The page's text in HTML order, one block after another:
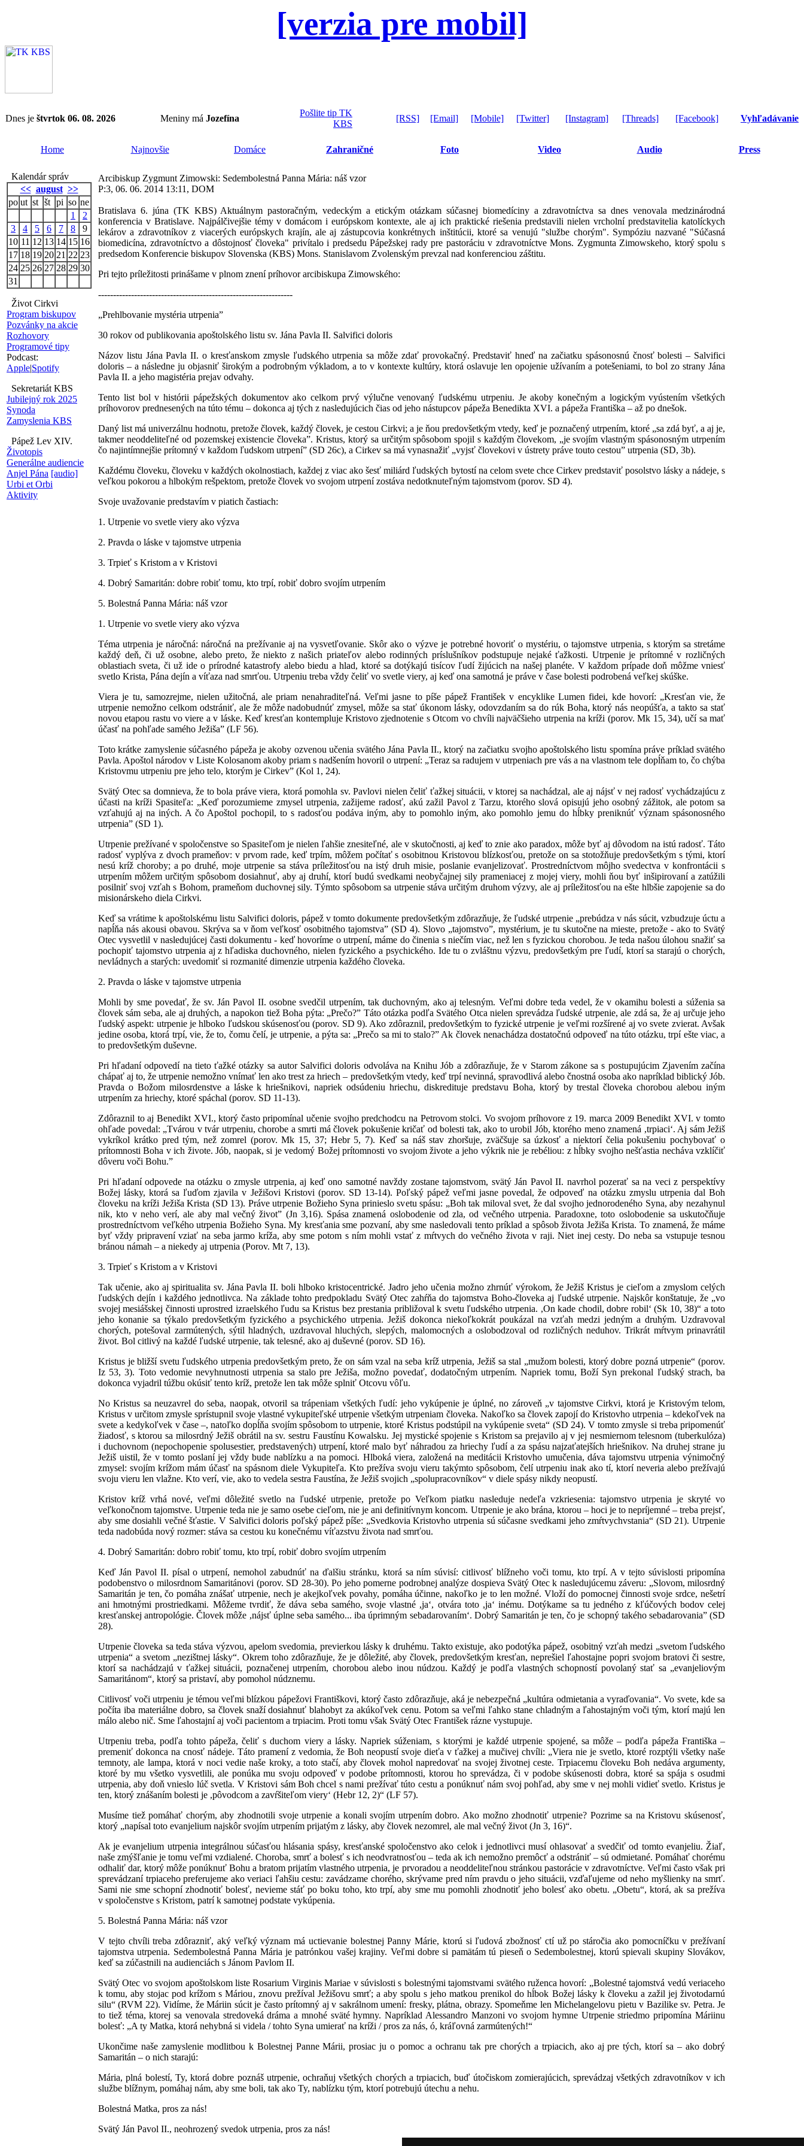
[verzia pre mobil]
Dnes je štvrtok 06. 08. 2026 Meniny má Jozefína
Pošlite tip TK
KBS
[RSS] [Email] [Mobile] [Twitter] [Instagram] [Threads] [Facebook] Vyhľadávanie
Home Najnovšie Domáce Zahraničné Foto Video Audio Press
Kalendár správ
<< august >>
po ut st št pi so ne
1
2
3
4 5 6 7 8
9
10 11 12 13 14 15 16
17 18 19 20 21 22 23
24 25 26 27 28 29 30
31
Život Cirkvi
Program biskupov
Pozvánky na akcie
Rozhovory
Programové tipy
Podcast:
Apple|Spotify
Sekretariát KBS
Jubilejný rok 2025
Synoda
Zamyslenia KBS
Pápež Lev XIV.
Životopis
Generálne audiencie
Anjel Pána [audio]
Urbi et Orbi
Aktivity
Arcibiskup Zygmunt Zimowski: Sedembolestná Panna Mária: náš vzor
P:3, 06. 06. 2014 13:11, DOM
Bratislava 6. júna (TK KBS) Aktuálnym pastoračným, vedeckým a etickým otázkam súčasnej biomedíciny a zdravotníctva sa dnes venovala medzinárodná
konferencia v Bratislave. Najpálčivejšie témy v domácom i európskom kontexte, ale aj ich praktické riešenia predstavili nielen vrcholní predstavitelia katolíckych
lekárov a zdravotníkov z viacerých európskych krajín, ale aj zástupcovia konkrétnych inštitúcii, ktoré sa venujú "službe chorým". Sympóziu nazvané "Súčasná
biomedicína, zdravotníctvo a dôstojnosť človeka" privítalo i predsedu Pápežskej rady pre pastoráciu v zdravotníctve Mons. Zygmunta Zimowskeho, ktorý spolu s
predsedom Konferencie biskupov Slovenska (KBS) Mons. Stanislavom Zvolenským prevzal nad konferenciou záštitu.
Pri tejto príležitosti prinášame v plnom znení príhovor arcibiskupa Zimowského:
-----------------------------------------------------------------
„Prehlbovanie mystéria utrpenia”
30 rokov od publikovania apoštolského listu sv. Jána Pavla II. Salvifici doloris
Názov listu Jána Pavla II. o kresťanskom zmysle ľudského utrpenia sa môže zdať provokačný. Predstaviť hneď na začiatku spásonosnú čnosť bolesti – Salvifici
doloris – a následne ju objasniť širokým a podrobným výkladom, a to v kontexte kultúry, ktorá oslavuje len opojenie užívaním a potešeniami, to bol zo strany Jána
Pavla II. a jeho magistéria prejav odvahy.
Tento list bol v histórii pápežských dokumentov ako celkom prvý výlučne venovaný ľudskému utrpeniu. Je akoby konečným a logickým vyústením všetkých
príhovorov prednesených na túto tému – dokonca aj tých z nasledujúcich čias od jeho nástupcov pápeža Benedikta XVI. a pápeža Františka – až po dnešok.
Daný list má univerzálnu hodnotu, pretože človek, každý človek, je cestou Cirkvi; a je ňou predovšetkým vtedy, keď je poznačený utrpením, ktoré „sa zdá byť, a aj je,
takmer neoddeliteľné od pozemskej existencie človeka”. Kristus, ktorý sa určitým spôsobom spojil s každým človekom, „je svojím vlastným spásonosným utrpením
čo najintímnejšie prítomný v každom ľudskom utrpení” (SD 26c), a Cirkev sa má vynasnažiť „vyjsť človekovi v ústrety práve touto cestou” utrpenia (SD, 3b).
Každému človeku, človeku v každých okolnostiach, každej z viac ako šesť miliárd ľudských bytostí na celom svete chce Cirkev predstaviť posolstvo lásky a nádeje, s
veľkou pokorou a hlbokým rešpektom, pretože človek vo svojom utrpení zostáva nedotknuteľným tajomstvom (porov. SD 4).
Svoje uvažovanie predstavím v piatich častiach:
1. Utrpenie vo svetle viery ako výzva
2. Pravda o láske v tajomstve utrpenia
3. Trpieť s Kristom a v Kristovi
4. Dobrý Samaritán: dobre robiť tomu, kto trpí, robiť dobro svojím utrpením
5. Bolestná Panna Mária: náš vzor
1. Utrpenie vo svetle viery ako výzva
Téma utrpenia je náročná: náročná na prežívanie aj na vysvetľovanie. Skôr ako o výzve je potrebné hovoriť o mystériu, o tajomstve utrpenia, s ktorým sa stretáme
každý deň, či už osobne, alebo preto, že niekto z našich priateľov alebo rodinných príslušníkov podstupuje nejaké ťažkosti. Utrpenie je prítomné v rozličných
oblastiach sveta, či už ide o prírodné katastrofy alebo biedu a hlad, ktoré sa dotýkajú tisícov ľudí žijúcich na našej planéte. V každom prípade doň môžme vniesť
svetlo Krista, Pána dejín a víťaza nad smrťou. Utrpeniu treba vždy čeliť vo svetle viery, aj keď ona samotná je práve v čase bolesti podrobená veľkej skúške.
Viera je tu, samozrejme, nielen užitočná, ale priam nenahraditeľná. Veľmi jasne to píše pápež František v encyklike Lumen fidei, kde hovorí: „Kresťan vie, že
utrpenie nemožno celkom odstrániť, ale že môže nadobudnúť zmysel, môže sa stať úkonom lásky, odovzdaním sa do rúk Boha, ktorý nás neopúšťa, a takto sa stať
novou etapou rastu vo viere a v láske. Keď kresťan kontempluje Kristovo zjednotenie s Otcom vo chvíli najväčšieho utrpenia na kríži (porov. Mk 15, 34), učí sa mať
účasť na pohľade samého Ježiša” (LF 56).
Toto krátke zamyslenie súčasného pápeža je akoby ozvenou učenia svätého Jána Pavla II., ktorý na začiatku svojho apoštolského listu spomína práve príklad svätého
Pavla. Apoštol národov v Liste Kolosanom akoby priam s nadšením hovoril o utrpení: „Teraz sa radujem v utrpeniach pre vás a na vlastnom tele dopĺňam to, čo chýba
Kristovmu utrpeniu pre jeho telo, ktorým je Cirkev” (Kol 1, 24).
Svätý Otec sa domnieva, že to bola práve viera, ktorá pomohla sv. Pavlovi nielen čeliť ťažkej situácii, v ktorej sa nachádzal, ale aj nájsť v nej radosť vychádzajúcu z
účasti na kríži Spasiteľa: „Keď porozumieme zmysel utrpenia, zažijeme radosť, akú zažil Pavol z Tarzu, ktorého slová opisujú jeho osobný zážitok, ale potom sa
vzťahujú aj na iných. A čo Apoštol pochopil, to s radosťou podáva iným, aby to pomohlo iným, ako pomohlo jemu do hĺbky preniknúť význam spásonosného
utrpenia” (SD 1).
Utrpenie prežívané v spoločenstve so Spasiteľom je nielen ľahšie znesiteľné, ale v skutočnosti, aj keď to znie ako paradox, môže byť aj dôvodom na istú radosť. Táto
radosť vyplýva z dvoch prameňov: v prvom rade, keď trpím, môžem počítať s osobitnou Kristovou blízkosťou, pretože on sa stotožňuje predovšetkým s tými, ktorí
nesú kríž choroby; a po druhé, moje utrpenie sa stáva príležitosťou na istý druh misie, poslanie evanjelizovať. Prostredníctvom môjho svedectva v konfrontácii s
utrpením môžem určitým spôsobom dosiahnuť, aby aj druhí, ktorí budú svedkami neobyčajnej sily prameniacej z mojej viery, mohli ňou byť inšipirovaní a zatúžili
posilniť svoj vzťah s Bohom, prameňom duchovnej sily. Týmto spôsobom sa utrpenie stáva určitým druhom výzvy, ale aj príležitosťou na ešte hlbšie zapojenie sa do
misionárskeho diela Cirkvi.
Keď sa vrátime k apoštolskému listu Salvifici doloris, pápež v tomto dokumente predovšetkým zdôrazňuje, že ľudské utrpenie „prebúdza v nás súcit, vzbudzuje úctu a
napĺňa nás akousi obavou. Skrýva sa v ňom veľkosť osobitného tajomstva” (SD 4). Slovo „tajomstvo”, mystérium, je tu skutočne na mieste, pretože - ako to Svätý
Otec vysvetlil v nasledujúcej časti dokumentu - keď hovoríme o utrpení, máme do činenia s niečím viac, než len s fyzickou chorobou. Je teda našou úlohou snažiť sa
pochopiť tajomstvo utrpenia aj z hľadiska duchovného, nielen fyzického a psychického. Ide tu o zvláštnu výzvu, predovšetkým pre ľudí, ktorí sa starajú o chorých,
nevládnych a starých: uvedomiť si rozmanité dimenzie utrpenia každého človeka.
2. Pravda o láske v tajomstve utrpenia
Mohli by sme povedať, že sv. Ján Pavol II. osobne svedčil utrpením, tak duchovným, ako aj telesným. Veľmi dobre teda vedel, že v okamihu bolesti a súženia sa
človek sám seba, ale aj druhých, a napokon tiež Boha pýta: „Prečo?” Táto otázka podľa Svätého Otca nielen sprevádza ľudské utrpenie, ale zdá sa, že aj určuje jeho
ľudský aspekt: utrpenie je hlboko ľudskou skúsenosťou (porov. SD 9). Ako zdôraznil, predovšetkým to fyzické utrpenie je veľmi rozšírené aj vo svete zvierat. Avšak
jedine osoba, ktorá trpí, vie, že to, čomu čelí, je utrpenie, a pýta sa: „Prečo sa mi to stalo?” Ak človek nenachádza dostatočnú odpoveď na túto otázku, trpí ešte viac, a
to predovšetkým duševne.
Pri hľadaní odpovedí na tieto ťažké otázky sa autor Salvifici doloris odvoláva na Knihu Jób a zdôrazňuje, že v Starom zákone sa s postupujúcim Zjavením začína
chápať aj to, že utrpenie nemožno vnímať len ako trest za hriech – predovšetkým vtedy, keď trpí nevinná, spravodlivá alebo čnostná osoba ako napríklad biblický Jób.
Pravda o Božom milosrdenstve a láske k hriešnikovi, napriek odsúdeniu hriechu, diskredituje predstavu Boha, ktorý by trestal človeka chorobou alebou iným
utrpením za hriechy, ktoré spáchal (porov. SD 11-13).
Zdôraznil to aj Benedikt XVI., ktorý často pripomínal učenie svojho predchodcu na Petrovom stolci. Vo svojom príhovore z 19. marca 2009 Benedikt XVI. v tomto
ohľade povedal: „Tvárou v tvár utrpeniu, chorobe a smrti má človek pokušenie kričať od bolesti tak, ako to urobil Jób, ktorého meno znamená ,trpiaciʻ. Aj sám Ježiš
vykríkol krátko pred tým, než zomrel (porov. Mk 15, 37; Hebr 5, 7). Keď sa náš stav zhoršuje, zväčšuje sa úzkosť a niektorí čelia pokušeniu pochybovať o
prítomnosti Boha v ich živote. Jób, naopak, si je vedomý Božej prítomnosti vo svojom živote a jeho výkrik nie je rebéliou: z hĺbky svojho nešťastia necháva vzklíčiť
dôveru voči Bohu.”
Pri hľadaní odpovede na otázku o zmysle utrpenia, aj keď ono samotné navždy zostane tajomstvom, svätý Ján Pavol II. navrhol pozerať sa na veci z perspektívy
Božej lásky, ktorá sa ľuďom zjavila v Ježišovi Kristovi (porov. SD 13-14). Poľský pápež veľmi jasne povedal, že odpoveď na otázku zmyslu utrpenia dal Boh
človeku na kríži Ježiša Krista (SD 13). Práve utrpenie Božieho Syna prinieslo svetu spásu: „Boh tak miloval svet, že dal svojho jednorodeného Syna, aby nezahynul
nik, kto v neho verí, ale aby mal večný život” (Jn 3,16). Spása znamená oslobodenie od zla, od večného utrpenia. Paradoxne, toto oslobodenie sa uskutočňuje
prostredníctvom veľkého utrpenia Božieho Syna. My kresťania sme pozvaní, aby sme nasledovali tento príklad a spôsob života Ježiša Krista. To znamená, že máme
byť vždy pripravení vziať na seba jarmo kríža, aby sme potom s ním mohli vstať z mŕtvych do večného života v raji. Niet inej cesty. Do neba sa vstupuje tesnou
bránou námah – a niekedy aj utrpenia (Porov. Mt 7, 13).
3. Trpieť s Kristom a v Kristovi
Tak učenie, ako aj spiritualita sv. Jána Pavla II. boli hlboko kristocentrické. Jadro jeho učenia možno zhrnúť výrokom, že Ježiš Kristus je cieľom a zmyslom celých
ľudských dejín i každého jednotlivca. Na základe tohto predpokladu Svätý Otec zahŕňa do tajomstva Boho-človeka aj ľudské utrpenie. Najskôr konštatuje, že „vo
svojej mesiášskej činnosti uprostred izraelského ľudu sa Kristus bez prestania približoval k svetu ľudského utrpenia. ,On kade chodil, dobre robilʻ (Sk 10, 38)“ a toto
jeho konanie sa týkalo predovšetkým fyzického a psychického utrpenia. Ježiš dokonca niekoľkokrát poukázal na vzťah medzi jedným a druhým. Uzdravoval
chorých, potešoval zarmútených, sýtil hladných, uzdravoval hluchých, slepých, malomocných a oslobodzoval od rozličných neduhov. Trikrát mŕtvym prinavrátil
život. Bol citlivý na každé ľudské utrpenie, tak telesné, ako aj duševné (porov. SD 16).
Kristus je bližší svetu ľudského utrpenia predovšetkým preto, že on sám vzal na seba kríž utrpenia, Ježiš sa stal „mužom bolesti, ktorý dobre pozná utrpenie“ (porov.
Iz 53, 3). Toto vedomie nevyhnutnosti utrpenia sa stalo pre Ježiša, možno povedať, dodatočným utrpením. Napriek tomu, Boží Syn prekonal ľudský strach, ba
dokonca vyjadril túžbu okúsiť tento kríž, pretože len tak môže splniť Otcovu vôľu.
No Kristus sa neuzavrel do seba, naopak, otvoril sa trápeniam všetkých ľudí: jeho vykúpenie je úplné, no zároveň „v tajomstve Cirkvi, ktorá je Kristovým telom,
Kristus v určitom zmysle sprístupnil svoje vlastné vykupiteľské utrpenie všetkým utrpeniam človeka. Nakoľko sa človek zapojí do Kristovho utrpenia – kdekoľvek na
svete a kedykoľvek v čase –, natoľko dopĺňa svojím spôsobom to utrpenie, ktoré Kristus podstúpil na vykúpenie sveta“ (SD 24). V tomto zmysle si treba pripomenúť
žiadosť, s ktorou sa milosrdný Ježiš obrátil na sv. sestru Faustínu Kowalsku. Jej mystické spojenie s Kristom sa prejavilo aj v jej nesmiernom telesnom (tuberkulóza)
i duchovnom (nepochopenie spolusestier, predstavených) utrpení, ktoré malo byť náhradou za hriechy ľudí a za spásu najzaťatejších hriešnikov. Na druhej strane ju
Ježiš uistil, že v tomto poslaní jej vždy bude nablízku a na pomoci. Hlboká viera, založená na meditácii Kristovho umučenia, dáva tajomstvu utrpenia výnimočný
zmysel: svojím krížom mám účasť na spásnom diele Vykupiteľa. Kto prežíva svoju vieru takýmto spôsobom, čelí utrpeniu inak ako tí, ktorí neveria alebo prežívajú
svoju vieru len vlažne. Kto verí, vie, ako to vedela sestra Faustína, že Ježiš svojich „spolupracovníkov“ v diele spásy nikdy neopustí.
Kristov kríž vrhá nové, veľmi dôležité svetlo na ľudské utrpenie, pretože po Veľkom piatku nasleduje nedeľa vzkriesenia: tajomstvo utrpenia je skryté vo
veľkonočnom tajomstve. Utrpenie teda nie je samo osebe cieľom, nie je ani definitívnym koncom. Utrpenie je ako brána, ktorou – hoci je to nepríjemné – treba prejsť,
aby sme dosiahli večné šťastie. V Salvifici doloris poľský pápež píše: „Svedkovia Kristovho utrpenia sú súčasne svedkami jeho zmŕtvychvstania“ (SD 21). Utrpenie
teda nadobúda nový rozmer: stáva sa cestou ku konečnému víťazstvu života nad smrťou.
4. Dobrý Samaritán: dobro robiť tomu, kto trpí, robiť dobro svojím utrpením
Keď Ján Pavol II. písal o utrpení, nemohol zabudnúť na ďalšiu stránku, ktorá sa ním súvisí: citlivosť blížneho voči tomu, kto trpí. A v tejto súvislosti pripomína
podobenstvo o milosrdnom Samaritánovi (porov. SD 28-30). Po jeho pomerne podrobnej analýze dospieva Svätý Otec k nasledujúcemu záveru: „Slovom, milosrdný
Samaritán je ten, čo pomáha znášať utrpenie, nech je akejkoľvek povahy, pomáha účinne, nakoľko je to len možné. Vloží do pomocnej činnosti svoje srdce, nešetrí
ani hmotnými prostriedkami. Môžeme tvrdiť, že dáva seba samého, svoje vlastné ,jaʻ, otvára toto ,jaʻ inému. Dotýkame sa tu jedného z kľúčových bodov celej
kresťanskej antropológie. Človek môže ,nájsť úplne seba samého... iba úprimným sebadarovanímʻ. Dobrý Samaritán je ten, čo je schopný takého sebadarovania” (SD
28).
Utrpenie človeka sa teda stáva výzvou, apelom svedomia, previerkou lásky k druhému. Takto existuje, ako podotýka pápež, osobitný vzťah medzi „svetom ľudského
utrpenia“ a svetom „nezištnej lásky“. Okrem toho zdôrazňuje, že je dôležité, aby človek, predovšetkým kresťan, neprešiel ľahostajne popri svojom bratovi či sestre,
ktorí sa nachádzajú v ťažkej situácii, poznačenej utrpením, chorobou alebo inou núdzou. Každý je podľa vlastných schopností povolaný stať sa „evanjeliovým
Samaritánom“, ktorý sa pristaví, aby pomohol núdznemu.
Citlivosť voči utrpeniu je témou veľmi blízkou pápežovi Františkovi, ktorý často zdôrazňuje, aká je nebezpečná „kultúra odmietania a vyraďovania“. Vo svete, kde sa
počíta iba materiálne dobro, sa človek snaží dosiahnuť blahobyt za akúkoľvek cenu. Potom sa veľmi ľahko stane chladným a ľahostajným voči tým, ktorí majú len
málo alebo nič. Sme ľahostajní aj voči pacientom a trpiacim. Proti tomu však Svätý Otec František rázne vystupuje.
Utrpeniu treba, podľa tohto pápeža, čeliť s duchom viery a lásky. Napriek súženiam, s ktorými je každé utrpenie spojené, sa môže – podľa pápeža Františka –
premeniť dokonca na cnosť nádeje. Táto pramení z vedomia, že Boh neopustí svoje dieťa v ťažkej a mučivej chvíli: „Viera nie je svetlo, ktoré rozptýli všetky naše
temnoty, ale lampa, ktorá v noci vedie naše kroky, a toto stačí, aby človek mohol napredovať na svojej životnej ceste. Trpiacemu človeku Boh nedáva argumenty,
ktoré by mu všetko vysvetlili, ale ponúka mu svoju odpoveď v podobe prítomnosti, ktorou ho sprevádza, či v podobe skúsenosti dobra, ktoré sa spája s osudmi
utrpenia, aby doň vnieslo lúč svetla. V Kristovi sám Boh chcel s nami prežívať túto cestu a ponúknuť nám svoj pohľad, aby sme v nej mohli vidieť svetlo. Kristus je
ten, ktorý znášaním bolesti je ,pôvodcom a zavŕšiteľom vieryʻ (Hebr 12, 2)“ (LF 57).
Musíme tiež pomáhať chorým, aby zhodnotili svoje utrpenie a konali svojím utrpením dobro. Ako možno zhodnotiť utrpenie? Pozrime sa na Kristovu skúsenosť,
ktorý „napísal toto evanjelium najskôr svojím utrpením prijatým z lásky, aby človek nezomrel, ale mal večný život (Jn 3, 16)“.
Ak je evanjelium utrpenia integrálnou súčasťou hlásania spásy, kresťanské spoločenstvo ako celok i jednotlivci musí ohlasovať a svedčiť od tomto evanjeliu. Žiaľ,
naše zmýšľanie je tomu veľmi vzdialené. Choroba, smrť a bolesť s ich neodvratnosťou – teda ak ich nemožno premôcť a odstrániť – sú odmietané. Pomáhať chorému
odhaliť dar, ktorý môže ponúknuť Bohu a bratom prijatím vlastného utrpenia, je prvoradou a neoddeliteľnou stránkou pastorácie v zdravotníctve. Veľmi často však pri
sprevádzaní trpiaceho preferujeme ako veriaci ľahšiu cestu: zavádzame chorého, skrývame pred ním pravdu o jeho situácii, vzďaľujeme od neho myšlienky na smrť.
Sami nie sme schopní zhodnotiť bolesť, nevieme stáť po boku toho, kto trpí, aby sme mu pomohli zhodnotiť jeho bolesť ako obetu. „Obetu“, ktorá, ak sa prežíva
v spoločenstve s Kristom, patrí k samotnej podstate vykúpenia.
5. Bolestná Panna Mária: náš vzor
V tejto chvíli treba zdôrazniť, aký veľký význam má uctievanie bolestnej Panny Márie, ktorú si ľudová zbožnosť ctí už po stáročia ako pomocníčku v prežívaní
tajomstva utrpenia. Sedembolestná Panna Mária je patrónkou vašej krajiny. Veľmi dobre si pamätám tú pieseň o Sedembolestnej, ktorú spievali skupiny Slovákov,
keď sa zúčastnili na audienciách s Jánom Pavlom II.
Svätý Otec vo svojom apoštolskom liste Rosarium Virginis Mariae v súvislosti s bolestnými tajomstvami svätého ruženca hovorí: „Bolestné tajomstvá vedú veriaceho
k tomu, aby stojac pod krížom s Máriou, znovu prežíval Ježišovu smrť; a aby spolu s jeho matkou prenikol do hĺbok Božej lásky k človeku a zažil jej životodarnú
silu“ (RVM 22). Vidíme, že Máriin súcit je často prítomný aj v sakrálnom umení: fresky, plátna, obrazy. Spomeňme len Michelangelovu pietu v Bazilike sv. Petra. Je
to tiež téma, ktorej sa venovala stredoveká dráma a mnohé sväté hymny. Napríklad Alessandro Manzoni vo svojom hymne Utrpenie striedmo pripomína Máriinu
bolesť: „A ty Matka, ktorá nehybná si videla / tohto Syna umierať na kríži / pros za nás, ó, kráľovná zarmútených!“
Ukončime naše zamyslenie modlitbou k Bolestnej Panne Márii, prosiac ju o pomoc a ochranu tak pre chorých a trpiacich, ako aj pre tých, ktorí sa – ako dobrý
Samaritán – o nich starajú:
Mária, plná bolestí, Ty, ktorá dobre poznáš utrpenie, ochraňuj všetkých chorých a trpiacich, buď útočiskom zomierajúcich, sprevádzaj všetkých zdravotníkov v ich
službe blížnym, pomáhaj nám, aby sme boli, tak ako Ty, nablízku tým, ktorí potrebujú útechu a nehu.
Bolestná Matka, pros za nás!
Svätý Ján Pavol II., neohrozený svedok utrpenia, pros za nás!